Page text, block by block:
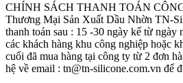
CHÍNH SÁCH THANH TOÁN
Thương Mại Sản Xuất Dầu Nhờn TN-
thanh toán sau : 15 -30 ngày kể từ ngày
các khách hàng khu công nghiệp hoặc
cuối đã mua hàng tại công ty từ 2 đơn
hệ về email : tn@tn-silicone.com.vn để